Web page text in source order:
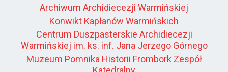
Archiwum Archidiecezji Warmińskiej
Konwikt Kapłanów Warmińskich
Centrum Duszpasterskie Archidiecezji
Warmińskiej im. ks. inf. Jana Jerzego Górnego
Muzeum Pomnika Historii Frombork Zespół